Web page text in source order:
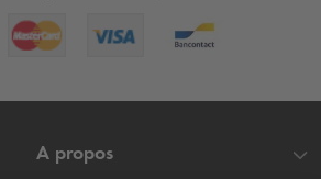
A propos